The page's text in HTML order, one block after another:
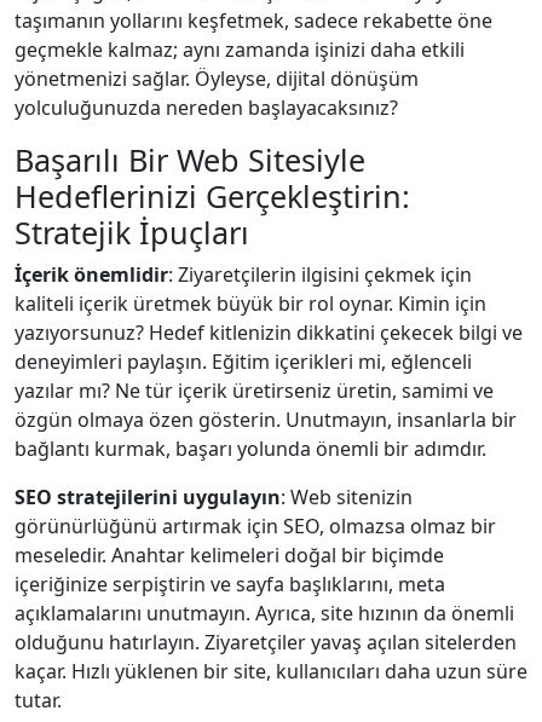
taşımanın yollarını keşfetmek, sadece rekabette öne
geçmekle kalmaz; aynı zamanda işinizi daha etkili
yönetmenizi sağlar. Öyleyse, dijital dönüşüm
yolculuğunuzda nereden başlayacaksınız?
Başarılı Bir Web Sitesiyle
Hedeflerinizi Gerçekleştirin:
Stratejik İpuçları
İçerik önemlidir: Ziyaretçilerin ilgisini çekmek için
kaliteli içerik üretmek büyük bir rol oynar. Kimin için
yazıyorsunuz? Hedef kitlenizin dikkatini çekecek bilgi ve
deneyimleri paylaşın. Eğitim içerikleri mi, eğlenceli
yazılar mı? Ne tür içerik üretirseniz üretin, samimi ve
özgün olmaya özen gösterin. Unutmayın, insanlarla bir
bağlantı kurmak, başarı yolunda önemli bir adımdır.
SEO stratejilerini uygulayın: Web sitenizin
görünürlüğünü artırmak için SEO, olmazsa olmaz bir
meseledir. Anahtar kelimeleri doğal bir biçimde
içeriğinize serpiştirin ve sayfa başlıklarını, meta
açıklamalarını unutmayın. Ayrıca, site hızının da önemli
olduğunu hatırlayın. Ziyaretçiler yavaş açılan sitelerden
kaçar. Hızlı yüklenen bir site, kullanıcıları daha uzun süre
tutar.